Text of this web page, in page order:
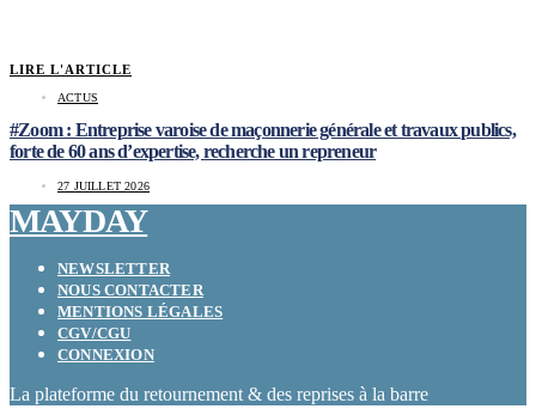
LIRE L'ARTICLE
ACTUS
#Zoom : Entreprise varoise de maçonnerie générale et travaux publics,
forte de 60 ans d’expertise, recherche un repreneur
27 JUILLET 2026
MAYDAY
NEWSLETTER
NOUS CONTACTER
MENTIONS LÉGALES
CGV/CGU
CONNEXION
La plateforme du retournement & des reprises à la barre